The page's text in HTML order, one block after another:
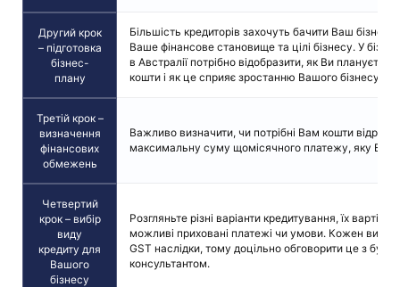
Другий крок
– підготовка
бізнес-
плану
Більшість кредиторів захочуть бачити Ваш
Ваше фінансове становище та цілі бізнесу. У
в Австралії потрібно відобразити, як Ви плануєте
кошти і як це сприяє зростанню Вашого бізнесу.
Третій крок –
визначення
фінансових
обмежень
Важливо визначити, чи потрібні Вам кошти відразу
максимальну суму щомісячного платежу, яку Ви
Четвертий
крок – вибір
виду
кредиту для
Вашого
бізнесу
Розгляньте різні варіанти кредитування, їх
можливі приховані платежі чи умови. Кожен вид
GST наслідки, тому доцільно обговорити це з
консультантом.